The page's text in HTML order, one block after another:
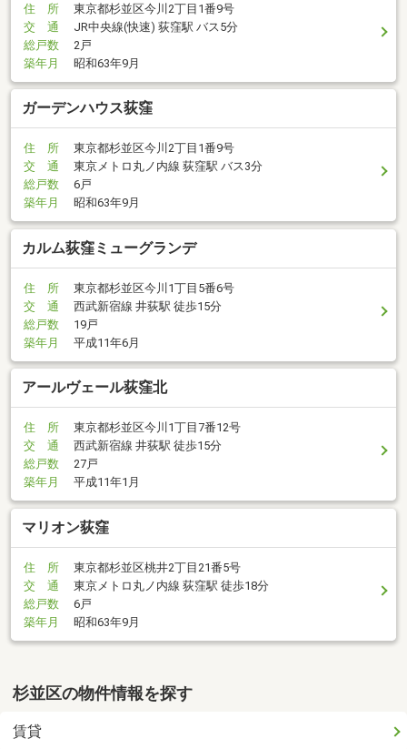
住 所
東京都杉並区今川2丁目1番9号
交 通
JR中央線(快速) 荻窪駅 バス5分
総戸数
2戸
築年月
昭和63年9月
ガーデンハウス荻窪
住 所
東京都杉並区今川2丁目1番9号
交 通
東京メトロ丸ノ内線 荻窪駅 バス3分
総戸数
6戸
築年月
昭和63年9月
カルム荻窪ミューグランデ
住 所
東京都杉並区今川1丁目5番6号
交 通
西武新宿線 井荻駅 徒歩15分
総戸数
19戸
築年月
平成11年6月
アールヴェール荻窪北
住 所
東京都杉並区今川1丁目7番12号
交 通
西武新宿線 井荻駅 徒歩15分
総戸数
27戸
築年月
平成11年1月
マリオン荻窪
住 所
東京都杉並区桃井2丁目21番5号
交 通
東京メトロ丸ノ内線 荻窪駅 徒歩18分
総戸数
6戸
築年月
昭和63年9月
杉並区の物件情報を探す
賃貸